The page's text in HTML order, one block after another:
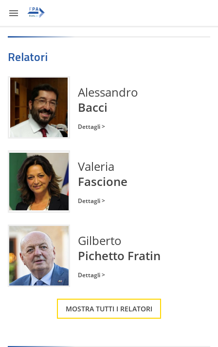
Relatori
Alessandro
Bacci
Dettagli >
Valeria
Fascione
Dettagli >
Gilberto
Pichetto Fratin
Dettagli >
MOSTRA TUTTI I RELATORI